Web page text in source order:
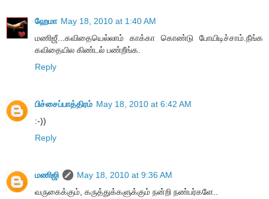
ஹேமா May 18, 2010 at 1:40 AM
மணிஜீ...கவிதையெல்லாம் காக்கா கொண்டு போயிடிச்சாம்.நீங்க
கவிதையில கிண்டல் பண்றீங்க.
Reply
பிச்சைப்பாத்திரம் May 18, 2010 at 6:42 AM
:-))
Reply
மணிஜி
May 18, 2010 at 9:36 AM
வருகைக்கும், கருத்துக்களுக்கும் நன்றி நண்பர்களே..